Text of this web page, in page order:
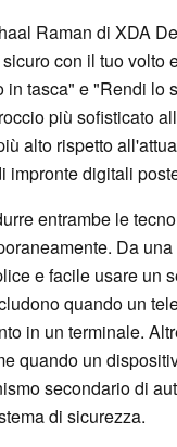
Raman di XDA
con il tuo volto
tasca" e "Rendi lo
più sofisticato
alto rispetto
impronte digitali
entrambe le
Da
e facile usare un
quando un
in un terminale.
quando un
secondario di
di sicurezza.